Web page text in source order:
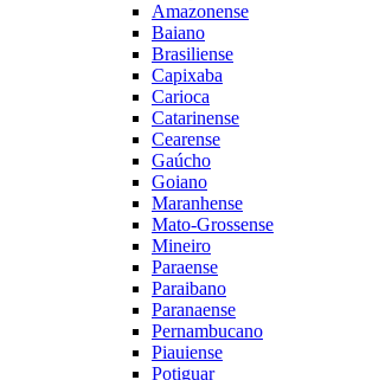
Amazonense
Baiano
Brasiliense
Capixaba
Carioca
Catarinense
Cearense
Gaúcho
Goiano
Maranhense
Mato-Grossense
Mineiro
Paraense
Paraibano
Paranaense
Pernambucano
Piauiense
Potiguar